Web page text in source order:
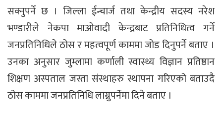
सक्नुपर्ने छ । जिल्ला ईन्चार्ज तथा केन्द्रीय सदस्य नरेश
भण्डारीले नेकपा माओवादी केन्द्रबाट प्रतिनिधित्व गर्ने
जनप्रतिनिधिले ठोस र महत्वपूर्ण काममा जोड दिनुपर्ने बताए ।
उनका अनुसार जुम्लामा कर्णाली स्वास्थ्य विज्ञान प्रतिष्ठान
शिक्षण अस्पताल जस्ता संस्थाहरु स्थापना गरिएको बताउदै
ठोस काममा जनप्रतिनिधि लाग्नुपर्नेमा दिने बताए ।